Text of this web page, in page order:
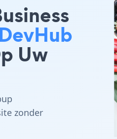
DevHub
Uw
zonder